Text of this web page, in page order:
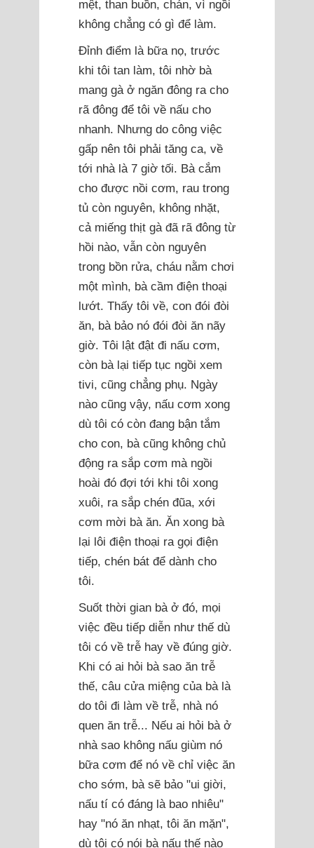
mệt, than buồn, chán, vì ngồi
không chẳng có gì để làm.
Đỉnh điểm là bữa nọ, trước
khi tôi tan làm, tôi nhờ bà
mang gà ở ngăn đông ra cho
rã đông để tôi về nấu cho
nhanh. Nhưng do công việc
gấp nên tôi phải tăng ca, về
tới nhà là 7 giờ tối. Bà cắm
cho được nồi cơm, rau trong
tủ còn nguyên, không nhặt,
cả miếng thịt gà đã rã đông từ
hồi nào, vẫn còn nguyên
trong bồn rửa, cháu nằm chơi
một mình, bà cầm điện thoại
lướt. Thấy tôi về, con đói đòi
ăn, bà bảo nó đói đòi ăn nãy
giờ. Tôi lật đật đi nấu cơm,
còn bà lại tiếp tục ngồi xem
tivi, cũng chẳng phụ. Ngày
nào cũng vậy, nấu cơm xong
dù tôi có còn đang bận tắm
cho con, bà cũng không chủ
động ra sắp cơm mà ngồi
hoài đó đợi tới khi tôi xong
xuôi, ra sắp chén đũa, xới
cơm mời bà ăn. Ăn xong bà
lại lôi điện thoại ra gọi điện
tiếp, chén bát để dành cho
tôi.
Suốt thời gian bà ở đó, mọi
việc đều tiếp diễn như thế dù
tôi có về trễ hay về đúng giờ.
Khi có ai hỏi bà sao ăn trễ
thế, câu cửa miệng của bà là
do tôi đi làm về trễ, nhà nó
quen ăn trễ... Nếu ai hỏi bà ở
nhà sao không nấu giùm nó
bữa cơm để nó về chỉ việc ăn
cho sớm, bà sẽ bảo "ui giời,
nấu tí có đáng là bao nhiêu"
hay "nó ăn nhạt, tôi ăn mặn",
dù tôi có nói bà nấu thế nào